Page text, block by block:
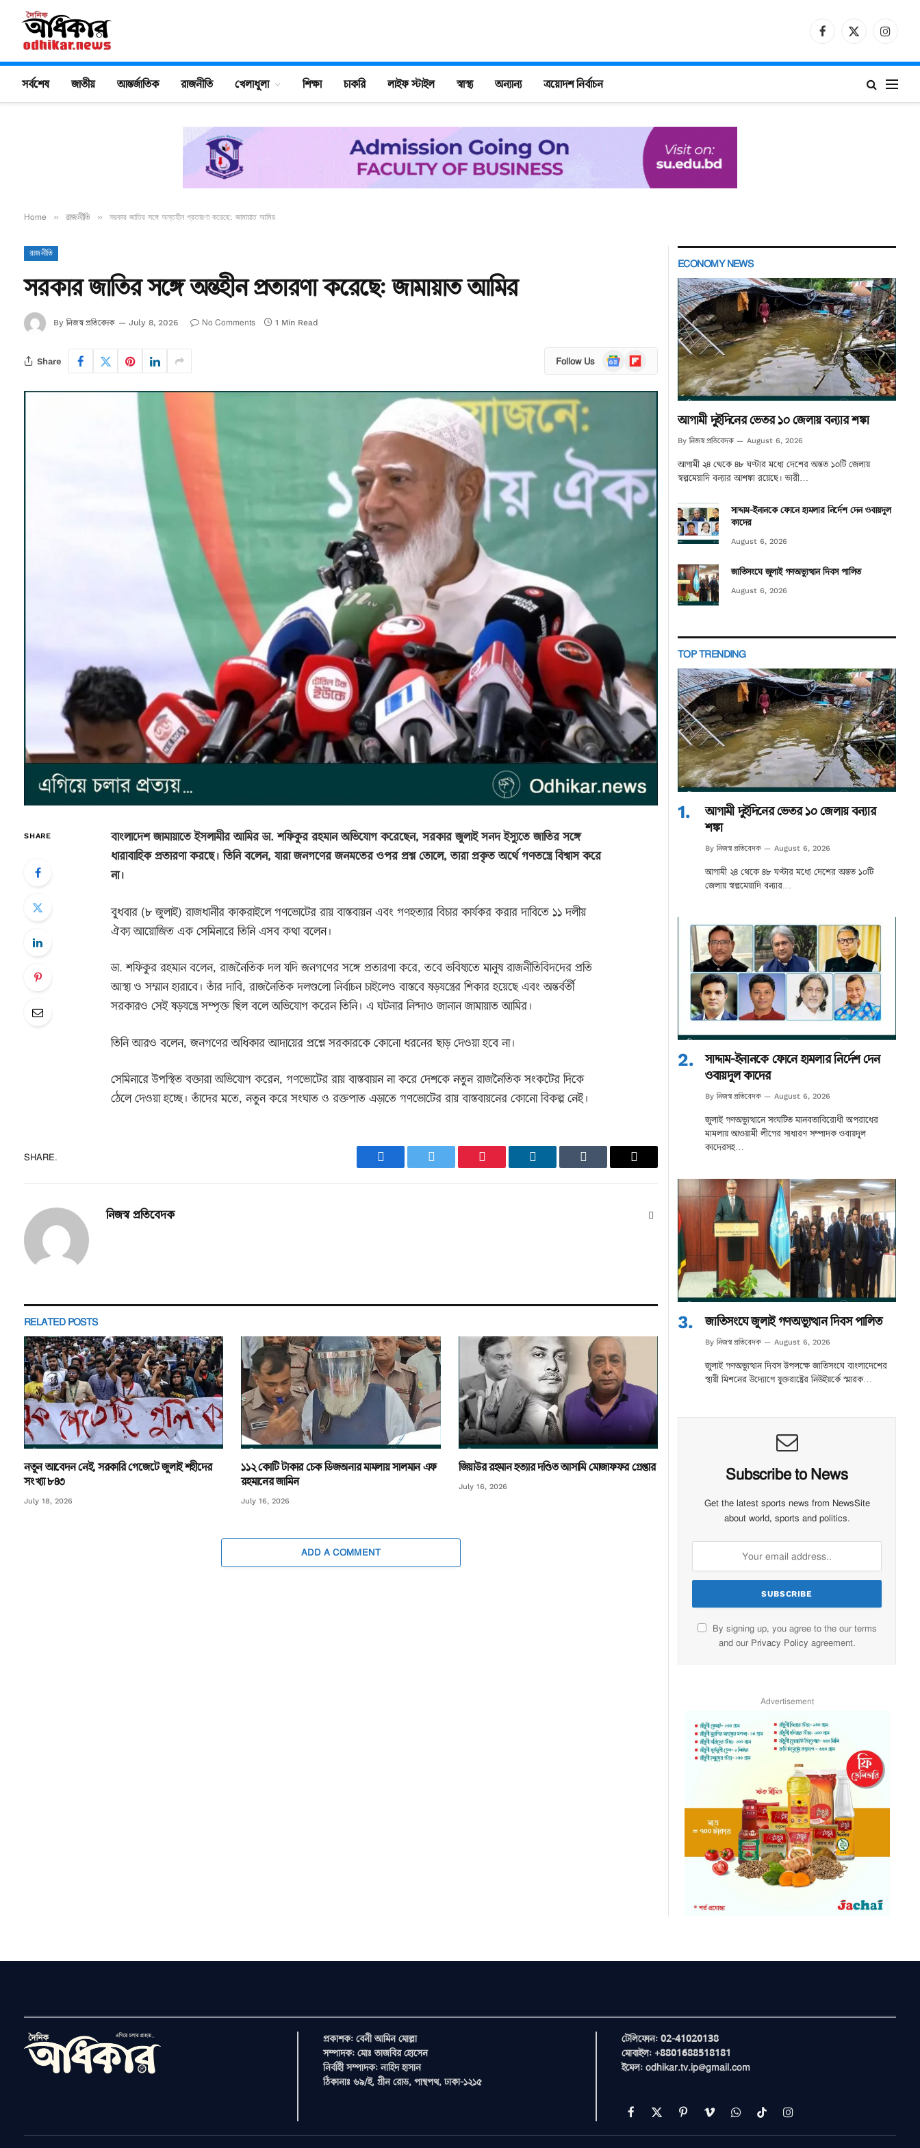
Facebook
X
সর্বশেষ জাতীয় আন্তর্জাতিক রাজনীতি খেলাধুলা শিক্ষা চাকরি লাইফ স্টাইল স্বাস্থ্য অন্যান্য ত্রয়োদশ নির্বাচন
Home » রাজনীতি » সরকার জাতির সঙ্গে অন্তহীন প্রতারণা করেছে: জামায়াত আমির
রাজনীতি
সরকার জাতির সঙ্গে অন্তহীন প্রতারণা করেছে: জামায়াত আমির
By নিজস্ব প্রতিবেদক July 8, 2026 No Comments 1 Min Read
Share Follow Us
Google
News
Flipboard
SHARE
বাংলাদেশ জামায়াতে ইসলামীর আমির ডা. শফিকুর রহমান অভিযোগ করেছেন, সরকার জুলাই সনদ ইস্যুতে জাতির সঙ্গে
ধারাবাহিক প্রতারণা করছে। তিনি বলেন, যারা জনগণের জনমতের ওপর প্রশ্ন তোলে, তারা প্রকৃত অর্থে গণতন্ত্রে বিশ্বাস করে
না।
বুধবার (৮ জুলাই) রাজধানীর কাকরাইলে গণভোটের রায় বাস্তবায়ন এবং গণহত্যার বিচার কার্যকর করার দাবিতে ১১ দলীয়
ঐক্য আয়োজিত এক সেমিনারে তিনি এসব কথা বলেন।
ডা. শফিকুর রহমান বলেন, রাজনৈতিক দল যদি জনগণের সঙ্গে প্রতারণা করে, তবে ভবিষ্যতে মানুষ রাজনীতিবিদদের প্রতি
আস্থা ও সম্মান হারাবে। তাঁর দাবি, রাজনৈতিক দলগুলো নির্বাচন চাইলেও বাস্তবে ষড়যন্ত্রের শিকার হয়েছে এবং অন্তর্বর্তী
সরকারও সেই ষড়যন্ত্রে সম্পৃক্ত ছিল বলে অভিযোগ করেন তিনি। এ ঘটনার নিন্দাও জানান জামায়াত আমির।
তিনি আরও বলেন, জনগণের অধিকার আদায়ের প্রশ্নে সরকারকে কোনো ধরনের ছাড় দেওয়া হবে না।
সেমিনারে উপস্থিত বক্তারা অভিযোগ করেন, গণভোটের রায় বাস্তবায়ন না করে দেশকে নতুন রাজনৈতিক সংকটের দিকে
ঠেলে দেওয়া হচ্ছে। তাঁদের মতে, নতুন করে সংঘাত ও রক্তপাত এড়াতে গণভোটের রায় বাস্তবায়নের কোনো বিকল্প নেই।
SHARE.
FacebookTwitter PinterestLinkedIn Tumblr Email
নিজস্ব প্রতিবেদক Website
RELATED POSTS
নতুন আবেদন নেই, সরকারি গেজেটে জুলাই শহীদের
সংখ্যা ৮৪৩
July 18, 2026
১১২ কোটি টাকার চেক ডিজঅনার মামলায় সালমান এফ
রহমানের জামিন
July 16, 2026
জিয়াউর রহমান হত্যার দণ্ডিত আসামি মোজাফফর গ্রেপ্তার
July 16, 2026
ADD A COMMENT
ECONOMY NEWS
আগামী দুইদিনের ভেতর ১০ জেলায় বন্যার শঙ্কা
By নিজস্ব প্রতিবেদক August 6, 2026
আগামী ২৪ থেকে ৪৮ ঘণ্টার মধ্যে দেশের অন্তত ১০টি জেলায়
স্বল্পমেয়াদি বন্যার আশঙ্কা রয়েছে। ভারী…
সাদ্দাম-ইনানকে ফোনে হামলার নির্দেশ দেন ওবায়দুল
কাদের
August 6, 2026
জাতিসংঘে জুলাই গণঅভ্যুত্থান দিবস পালিত
August 6, 2026
TOP TRENDING
আগামী দুইদিনের ভেতর ১০ জেলায় বন্যার
শঙ্কা
By নিজস্ব প্রতিবেদক August 6, 2026
আগামী ২৪ থেকে ৪৮ ঘণ্টার মধ্যে দেশের অন্তত ১০টি
জেলায় স্বল্পমেয়াদি বন্যার…
সাদ্দাম-ইনানকে ফোনে হামলার নির্দেশ দেন
ওবায়দুল কাদের
By নিজস্ব প্রতিবেদক August 6, 2026
জুলাই গণঅভ্যুত্থানে সংঘটিত মানবতাবিরোধী অপরাধের
মামলায় আওয়ামী লীগের সাধারণ সম্পাদক ওবায়দুল
কাদেরসহ…
জাতিসংঘে জুলাই গণঅভ্যুত্থান দিবস পালিত
By নিজস্ব প্রতিবেদক August 6, 2026
জুলাই গণঅভ্যুত্থান দিবস উপলক্ষে জাতিসংঘে বাংলাদেশের
স্থায়ী মিশনের উদ্যোগে যুক্তরাষ্ট্রের নিউইয়র্কে স্মারক…
Subscribe to News
Get the latest sports news from NewsSite
about world, sports and politics.
By signing up, you agree to the our terms
and our Privacy Policy agreement.
Advertisement
প্রকাশক: বেনী আমিন মোল্লা
সম্পাদক: মোঃ তাজবির হোসেন
নির্বাহী সম্পাদক: নাহিদ হাসান
ঠিকানাঃ ৬৯/ই, গ্রীন রোড, পান্থপথ, ঢাকা-১২১৫
টেলিফোন: 02-41020138
মোবাইল: +8801688518181
ইমেল: odhikar.tv.ip@gmail.com
Facebook
X
(Twitter)
PinterestVimeoWhatsAppTikTokInstagram